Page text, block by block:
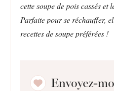
cette soupe de pois cassés
Parfaite pour se réchauffer,
recettes de soupe préférées !
Envoyez-